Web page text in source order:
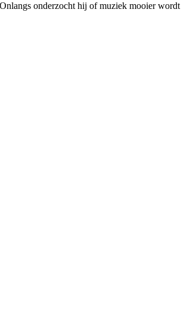
onderzocht hij of muziek mooier wordt